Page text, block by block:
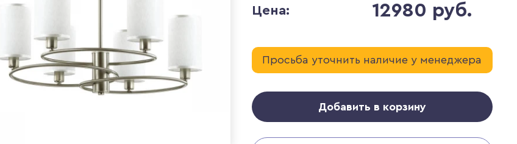
Цена: 12980 руб.
Просьба уточнить наличие у менеджера
Добавить в корзину